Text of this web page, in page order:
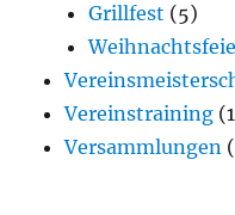
Grillfest (5)
Vereinstraining
Versammlungen